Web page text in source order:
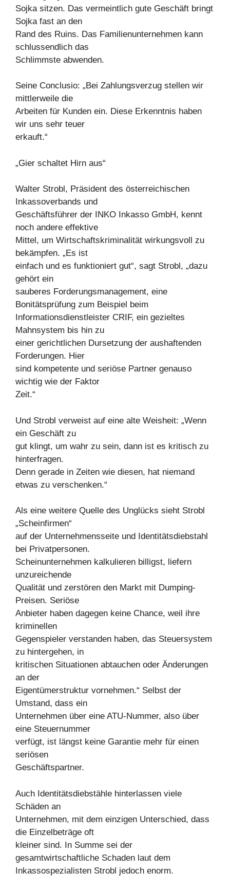
Sojka sitzen. Das vermeintlich gute Geschäft bringt
Sojka fast an den
Rand des Ruins. Das Familienunternehmen kann
schlussendlich das
Schlimmste abwenden.
Seine Conclusio: „Bei Zahlungsverzug stellen wir
mittlerweile die
Arbeiten für Kunden ein. Diese Erkenntnis haben
wir uns sehr teuer
erkauft.“
„Gier schaltet Hirn aus“
Walter Strobl, Präsident des österreichischen
Inkassoverbands und
Geschäftsführer der INKO Inkasso GmbH, kennt
noch andere effektive
Mittel, um Wirtschaftskriminalität wirkungsvoll zu
bekämpfen. „Es ist
einfach und es funktioniert gut“, sagt Strobl, „dazu
gehört ein
sauberes Forderungsmanagement, eine
Bonitätsprüfung zum Beispiel beim
Informationsdienstleister CRIF, ein gezieltes
Mahnsystem bis hin zu
einer gerichtlichen Dursetzung der aushaftenden
Forderungen. Hier
sind kompetente und seriöse Partner genauso
wichtig wie der Faktor
Zeit.“
Und Strobl verweist auf eine alte Weisheit: „Wenn
ein Geschäft zu
gut klingt, um wahr zu sein, dann ist es kritisch zu
hinterfragen.
Denn gerade in Zeiten wie diesen, hat niemand
etwas zu verschenken.“
Als eine weitere Quelle des Unglücks sieht Strobl
„Scheinfirmen“
auf der Unternehmensseite und Identitätsdiebstahl
bei Privatpersonen.
Scheinunternehmen kalkulieren billigst, liefern
unzureichende
Qualität und zerstören den Markt mit Dumping-
Preisen. Seriöse
Anbieter haben dagegen keine Chance, weil ihre
kriminellen
Gegenspieler verstanden haben, das Steuersystem
zu hintergehen, in
kritischen Situationen abtauchen oder Änderungen
an der
Eigentümerstruktur vornehmen.“ Selbst der
Umstand, dass ein
Unternehmen über eine ATU-Nummer, also über
eine Steuernummer
verfügt, ist längst keine Garantie mehr für einen
seriösen
Geschäftspartner.
Auch Identitätsdiebstähle hinterlassen viele
Schäden an
Unternehmen, mit dem einzigen Unterschied, dass
die Einzelbeträge oft
kleiner sind. In Summe sei der
gesamtwirtschaftliche Schaden laut dem
Inkassospezialisten Strobl jedoch enorm.